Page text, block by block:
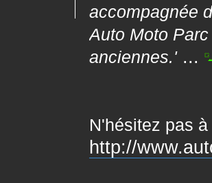
accompagnée
Auto Moto
anciennes.'...
N'hésitez pas
http://